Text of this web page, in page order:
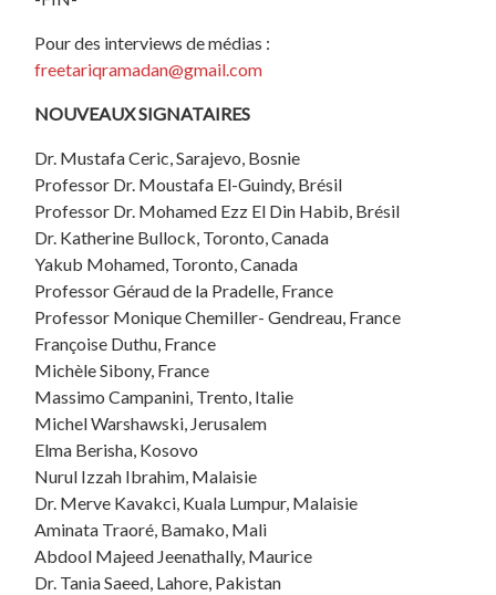
Pour des interviews de médias :
freetariqramadan@gmail.com
NOUVEAUX SIGNATAIRES
Dr. Mustafa Ceric, Sarajevo, Bosnie
Professor Dr. Moustafa El-Guindy, Brésil
Professor Dr. Mohamed Ezz El Din Habib, Brésil
Dr. Katherine Bullock, Toronto, Canada
Yakub Mohamed, Toronto, Canada
Professor Géraud de la Pradelle, France
Professor Monique Chemiller- Gendreau, France
Françoise Duthu, France
Michèle Sibony, France
Massimo Campanini, Trento, Italie
Michel Warshawski, Jerusalem
Elma Berisha, Kosovo
Nurul Izzah Ibrahim, Malaisie
Dr. Merve Kavakci, Kuala Lumpur, Malaisie
Aminata Traoré, Bamako, Mali
Abdool Majeed Jeenathally, Maurice
Dr. Tania Saeed, Lahore, Pakistan